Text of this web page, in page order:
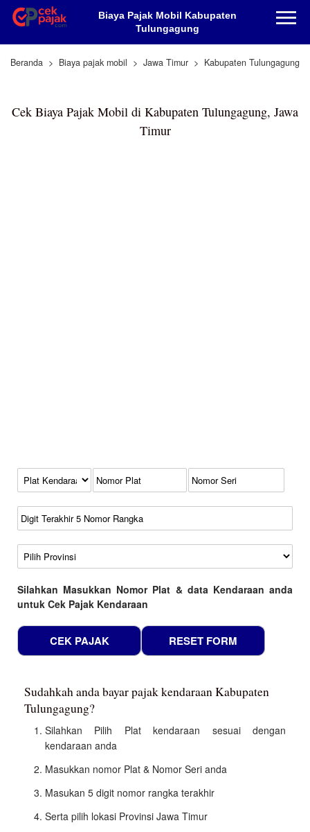
Biaya Pajak Mobil Kabupaten
Tulungagung
Beranda Biaya pajak mobil Jawa Timur Kabupaten Tulungagung
Cek Biaya Pajak Mobil di Kabupaten Tulungagung, Jawa
Timur
Kode Plat Kendaraan
No Plat
No Seri
No Rangka
Wilayah
Silahkan Masukkan Nomor Plat & data Kendaraan anda
untuk Cek Pajak Kendaraan
Sudahkah anda bayar pajak kendaraan Kabupaten
Tulungagung?
Silahkan Pilih Plat kendaraan sesuai dengan
kendaraan anda
Masukkan nomor Plat & Nomor Seri anda
Masukan 5 digit nomor rangka terakhir
Serta pilih lokasi Provinsi Jawa Timur